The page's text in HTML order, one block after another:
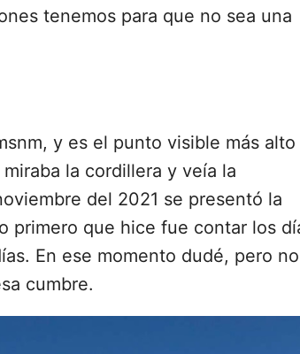
tenemos para que no sea una
y es el punto visible más alto
la cordillera y veía la
del 2021 se presentó la
primero que hice fue contar los
En ese momento dudé, pero no
cumbre.